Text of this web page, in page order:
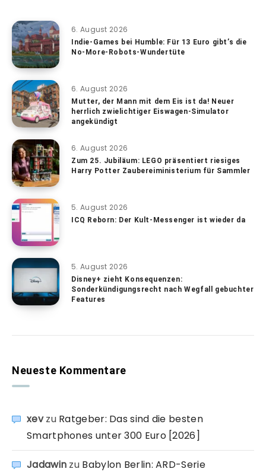
6. August 2026
Indie-Games bei Humble: Für 13 Euro gibt’s die
No-More-Robots-Wundertüte
6. August 2026
Mutter, der Mann mit dem Eis ist da! Neuer
herrlich zwielichtiger Eiswagen-Simulator
angekündigt
6. August 2026
Zum 25. Jubiläum: LEGO präsentiert riesiges
Harry Potter Zaubereiministerium für Sammler
5. August 2026
ICQ Reborn: Der Kult-Messenger ist wieder da
5. August 2026
Disney+ zieht Konsequenzen:
Sonderkündigungsrecht nach Wegfall gebuchter
Features
Neueste Kommentare
xevzu Ratgeber: Das sind die besten
Smartphones unter 300 Euro [2026]
Jadawin zu Babylon Berlin: ARD-Serie